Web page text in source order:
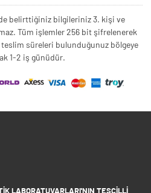
belirttiğiniz bilgileriniz 3. kişi ve
Tüm işlemler 256 bit şifrelenerek
süreleri bulunduğunuz bölgeye
1-2 iş günüdür.